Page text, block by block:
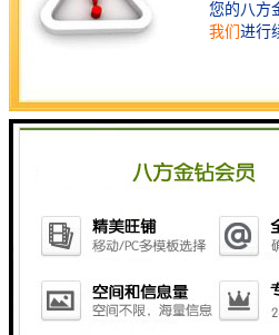
维保到期提醒，把施工升降机的日
进行声光报警，在超载时自动切断
统状态等信息。同时，采用微机智
还具有防坠器在位检测功能、上高
经过严谨的准备，批完全符合欧盟
对此我公司表示将以更严谨的，严
设备档案 购买、安装、保养、维修